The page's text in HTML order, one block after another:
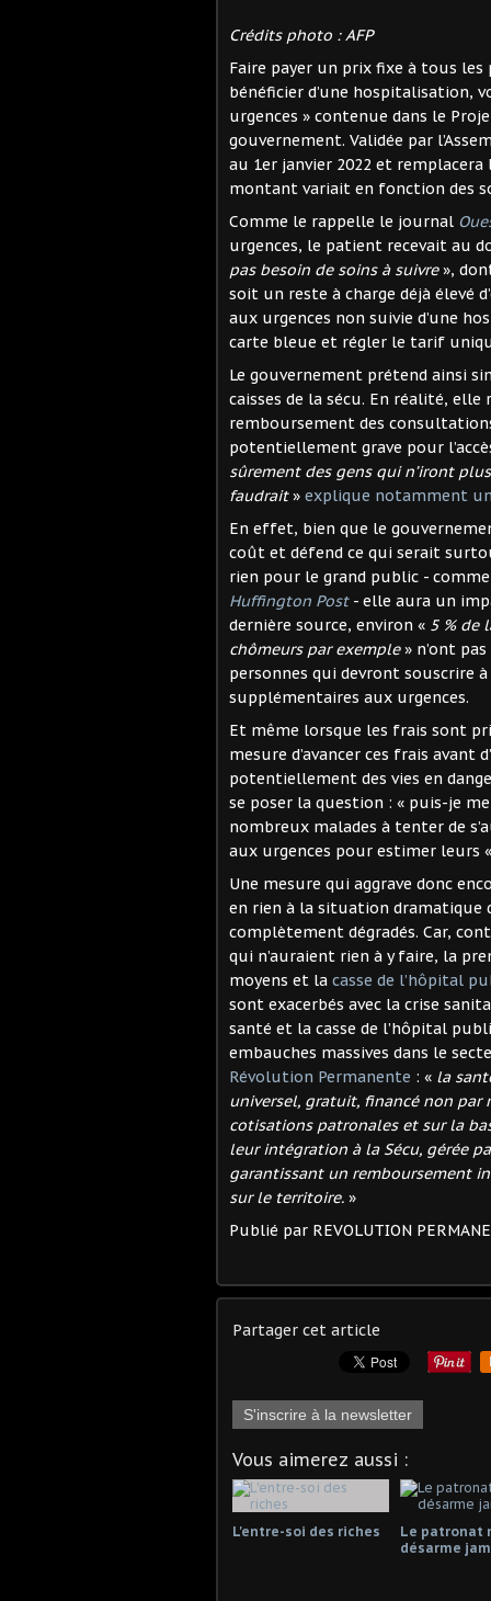
Crédits photo : AFP
Faire payer un prix fixe à tous
bénéficier d’une hospitalisation,
urgences » contenue dans le
gouvernement. Validée par
au 1er janvier 2022 et
montant variait en fonction des
Comme le rappelle le journal
urgences, le patient recevait au
pas besoin de soins à suivre»,
soit un reste à charge déjà élevé
aux urgences non suivie d’une
carte bleue et régler le tarif
Le gouvernement prétend ainsi
caisses de la sécu. En réalité,
remboursement des
potentiellement grave pour
sûrement des gens qui n’iront
faudrait» explique notamment
En effet, bien que le
coût et défend ce qui serait
rien pour le grand public -
Huffington Post- elle aura un
dernière source, environ « 5 % de
chômeurs par exemple» n’ont
personnes qui devront souscrire
supplémentaires aux urgences.
Et même lorsque les frais sont
mesure d’avancer ces frais
potentiellement des vies en
se poser la question : « puis-je
nombreux malades à tenter de
aux urgences pour estimer leurs
Une mesure qui aggrave donc
en rien à la situation dramatique
complètement dégradés. Car,
qui n’auraient rien à y faire, la
moyens et la casse de l’hôpital
sont exacerbés avec la crise
santé et la casse de l’hôpital
embauches massives dans le
Révolution Permanente : « la
universel, gratuit, financé non
cotisations patronales et sur la
leur intégration à la Sécu, gérée
garantissant un remboursement
sur le territoire. »
Publié par REVOLUTION
Partager cet article
S'inscrire à la newsletter
Vous aimerez aussi :
L'entre-soi des riches
Le patronat
désarme